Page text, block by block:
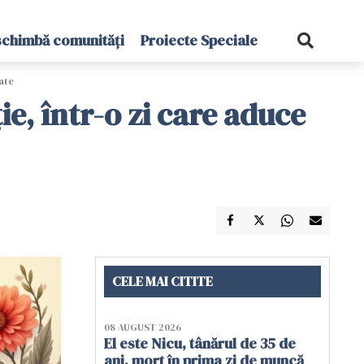
comunități Proiecte Speciale
într-o zi care aduce
CELE MAI CITITE
08 AUGUST 2026
El este Nicu, tânărul de 35 de